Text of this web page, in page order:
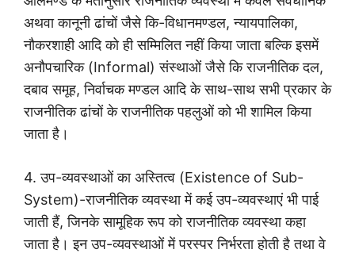
अथवा कानूनी ढांचों जैसे कि-विधानमण्डल, न्यायपालिका,
नौकरशाही आदि को ही सम्मिलित नहीं किया जाता बल्कि इसमें
अनौपचारिक (Informal) संस्थाओं जैसे कि राजनीतिक दल,
दबाव समूह, निर्वाचक मण्डल आदि के साथ-साथ सभी प्रकार के
राजनीतिक ढांचों के राजनीतिक पहलुओं को भी शामिल किया
जाता है।
4. उप-व्यवस्थाओं का अस्तित्व (Existence of Sub-
System)-राजनीतिक व्यवस्था में कई उप-व्यवस्थाएं भी पाई
जाती हैं, जिनके सामूहिक रूप को राजनीतिक व्यवस्था कहा
जाता है। इन उप-व्यवस्थाओं में परस्पर निर्भरता होती है तथा वे